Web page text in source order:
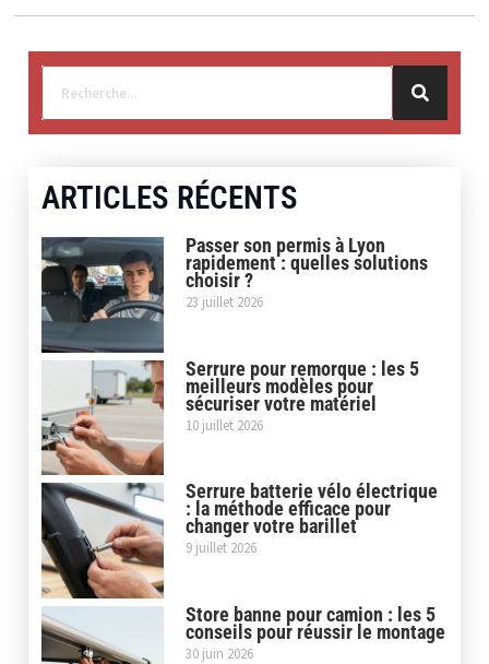
ARTICLES RÉCENTS
Passer son permis à Lyon
rapidement : quelles solutions
choisir ?
23 juillet 2026
Serrure pour remorque : les 5
meilleurs modèles pour
sécuriser votre matériel
10 juillet 2026
Serrure batterie vélo électrique
: la méthode efficace pour
changer votre barillet
9 juillet 2026
Store banne pour camion : les 5
conseils pour réussir le montage
30 juin 2026